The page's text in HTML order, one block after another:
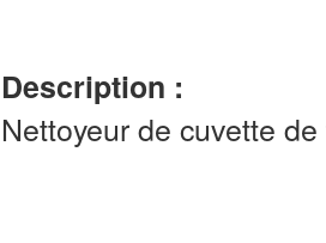
Description :
Nettoyeur de cuvette